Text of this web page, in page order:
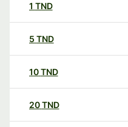
1 TND
5 TND
10TND
20TND